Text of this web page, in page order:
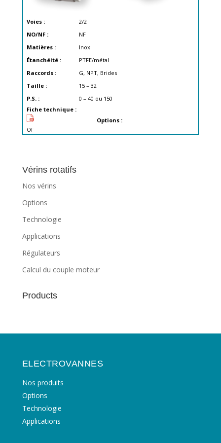
Voies :
2/2
NO/NF :
NF
Matières :
Inox
Étanchéité :
PTFE/métal
Raccords :
G, NPT, Brides
Taille :
15 – 32
P.S. :
0 – 40 ou 150
Fiche technique :
Options :
OF
Vérins rotatifs
Nos vérins
Options
Technologie
Applications
Régulateurs
Calcul du couple moteur
Products
ELECTROVANNES
Nos produits
Options
Technologie
Applications